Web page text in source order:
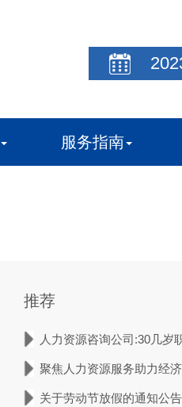
服务指南
推荐
人力资源咨询公司:30几岁
聚焦人力资源服务助力经
关于劳动节放假的通知公告